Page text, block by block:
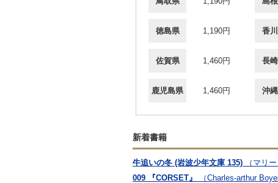
徳島県 1,190円 香
佐賀県 1,460円 長
鹿児島県 1,460円 沖
新着書籍
牛追いの冬 (岩波少年文庫 135) （マリ
009 『CORSET』
（Charles-arthur Boyer